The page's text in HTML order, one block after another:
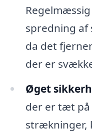
spredning af
da det
der er
Øget
der er tæt
strækninger,